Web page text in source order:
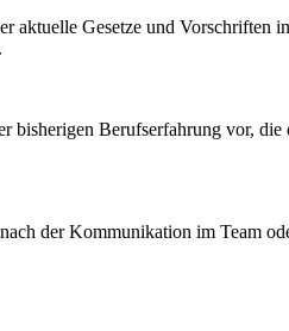
Gesetze und Vorschriften
bisherigen Berufserfahrung vor,
der Kommunikation im Team